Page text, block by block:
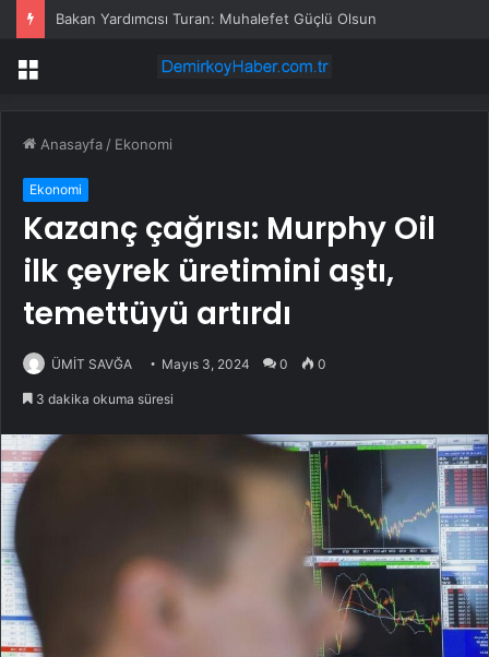
Bakan Yardımcısı Turan: Muhalefet Güçlü Olsun
Menü
Anasayfa / Ekonomi
Ekonomi
Kazanç çağrısı: Murphy Oil
ilk çeyrek üretimini aştı,
temettüyü artırdı
ÜMİT SAVĞA Mayıs 3, 2024 0 0
3 dakika okuma süresi